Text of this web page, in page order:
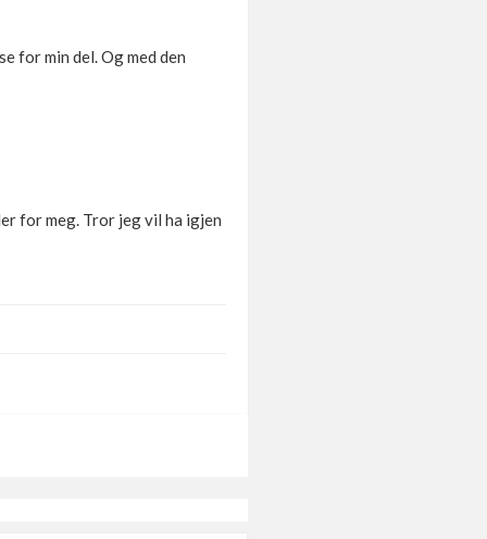
for min del. Og med den
for meg. Tror jeg vil ha igjen